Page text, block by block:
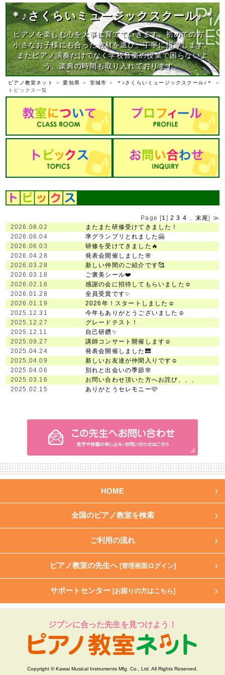
＊♪さくらいミュージックスクール♪＊
ピアノを楽しむ心を大事に育てていきます。初めての方、
小さなお子様にも合った教材を選び、丁寧に指導します。
またピアノ演奏だけでなく学校音楽の授業で困らないよ
う、楽典の時間も取り入れております。
ピアノ教室ネット ＞愛知県 ＞ 安城市 ＞ ＊♪さくらいミュージックスクール♪＊
＞
トピックス一覧
Page [1 ] 2 3 4 末尾 | ≫
2026.08.02
またまた研修受けてきました！
2026.06.04
準グランプリとれました🤗
2026.06.03
研修を受けてきました🔥
2026.04.28
発表会開催しました🌸
2026.03.28
新しい仲間のご紹介です🥰
2026.03.18
ご褒美シール❤️
2026.02.16
感謝の会に招待してもらいました☺️
2026.01.28
全員受賞です✨
2026.01.19
2026年！スタートしました☺️
2025.12.31
今年もありがとうございました☺️
2025.12.27
グレードテスト！
2025.12.11
自己研鑽✨
2025.09.27
講師コンサート開催します☺️
2025.04.24
発表会開催しました🎹
2025.04.09
新しいお友達が仲間入りです☺️
2025.04.06
別れと出会いの季節🌸
2025.03.16
お問い合わせ頂いた方へお詫び、、、
2025.02.15
ありがとうセレモニー🩷
HOME
全国のピアノ教室を検索
ご利用の流れ
ピアノ教室の先生へ [管理画面ログイン]
サポートセンター [お困りの方はこちら]
ジブンに合った先生を見つけよう！
Copyright © Kawai Musical Instruments Mfg. Co., Ltd. All Rights Reserved.